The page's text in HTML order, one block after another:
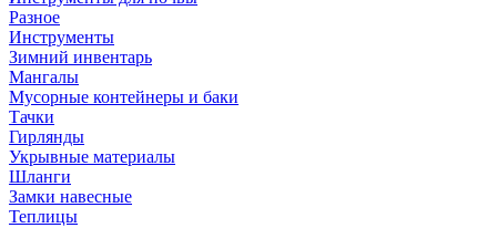
Разное
Инструменты
Зимний инвентарь
Мангалы
Мусорные контейнеры и баки
Тачки
Гирлянды
Укрывные материалы
Шланги
Замки навесные
Теплицы